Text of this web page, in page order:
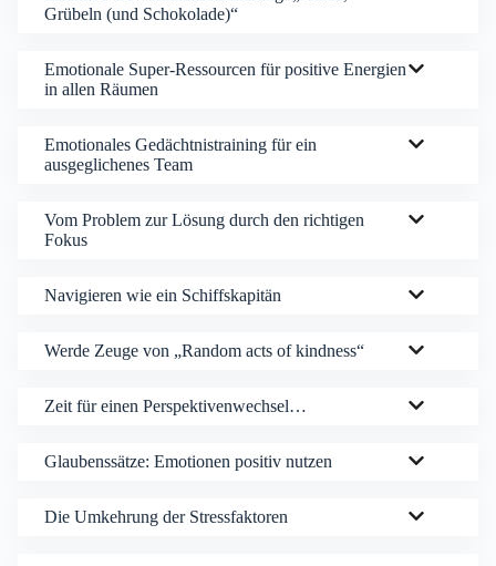
Grübeln (und Schokolade)“
Emotionale Super-Ressourcen für positive Energien
in allen Räumen
Emotionales Gedächtnistraining für ein
ausgeglichenes Team
Vom Problem zur Lösung durch den richtigen
Fokus
Navigieren wie ein Schiffskapitän
Werde Zeuge von „Random acts of kindness“
Zeit für einen Perspektivenwechsel…
Glaubenssätze: Emotionen positiv nutzen
Die Umkehrung der Stressfaktoren